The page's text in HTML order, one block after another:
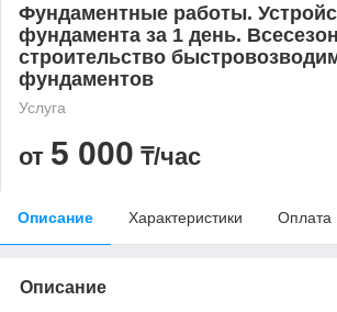
Фундаментные работы.
фундамента за 1 день.
строительство
фундаментов
Услуга
от 5 000 ₸/час
Описание Характеристики Оплата
Описание